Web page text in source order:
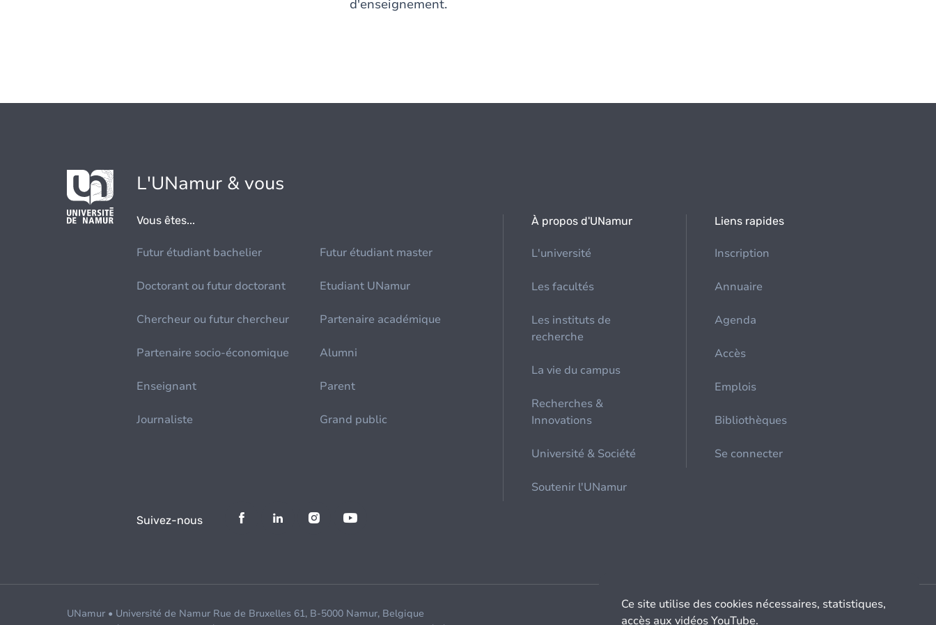
d'enseignement.
L'UNamur & vous
Vous êtes...
Futur étudiant bachelier Futur étudiant master
Doctorant ou futur doctorant Etudiant UNamur
Chercheur ou futur chercheur Partenaire académique
Partenaire socio-économique Alumni
Enseignant Parent
Journaliste Grand public
À propos d'UNamur
L'université
Les facultés
Les instituts de
recherche
La vie du campus
Recherches &
Innovations
Université & Société
Soutenir l'UNamur
Liens rapides
Inscription
Annuaire
Agenda
Accès
Emplois
Bibliothèques
Se connecter
Suivez-nous
UNamur • Université de Namur Rue de Bruxelles 61, B-5000 Namur, Belgique
Ce site utilise des cookies nécessaires, statistiques,
accès aux vidéos YouTube.